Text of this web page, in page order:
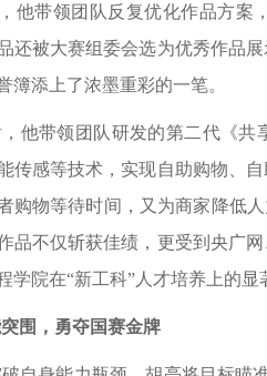
他带领团队反复优化作品方案
还被大赛组委会选为优秀作品
簿添上了浓墨重彩的一笔。
他带领团队研发的第二代《共
传感等技术，实现自助购物、
购物等待时间，又为商家降低
品不仅斩获佳绩，更受到央广
学院在“新工科”人才培养上的显
围，勇夺国赛金牌